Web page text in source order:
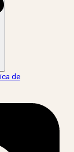
de